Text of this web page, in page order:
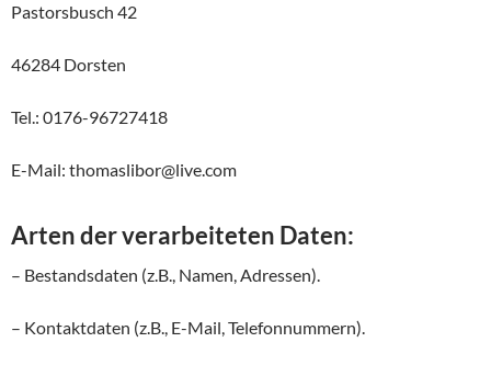
Pastorsbusch 42
46284 Dorsten
Tel.: 0176-96727418
E-Mail: thomaslibor@live.com
Arten der verarbeiteten Daten:
– Bestandsdaten (z.B., Namen, Adressen).
– Kontaktdaten (z.B., E-Mail, Telefonnummern).